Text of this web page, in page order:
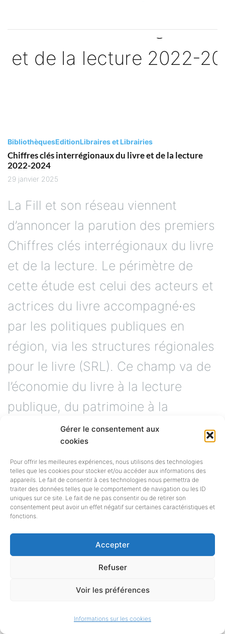
Gérer le consentement aux
cookies
Pour offrir les meilleures expériences, nous utilisons des technologies
telles que les cookies pour stocker et/ou accéder aux informations des
appareils. Le fait de consentir à ces technologies nous permettra de
traiter des données telles que le comportement de navigation ou les ID
uniques sur ce site. Le fait de ne pas consentir ou de retirer son
consentement peut avoir un effet négatif sur certaines caractéristiques et
fonctions.
Accepter
Refuser
Voir les préférences
Informations sur les cookies
BibliothèquesEditionLibraires et Librairies
Chiffres clés interrégionaux du livre et de la lecture
2022-2024
29 janvier 2025
La Fill et son réseau viennent
d’annoncer la parution des premiers
Chiffres clés interrégionaux du livre
et de la lecture. Le périmètre de
cette étude est celui des acteurs et
actrices du livre accompagné∙es
par les politiques publiques en
région, via les structures régionales
pour le livre (SRL). Ce champ va de
l’économie du livre à la lecture
publique, du patrimoine à la
création. Interface entre les acteurs
et actrices du livre et les
institutions en région, les SRL
occupent un espace privilégié
d’observation de la filière dans les
observation qu’elles mettent en
[en savoir plus…]